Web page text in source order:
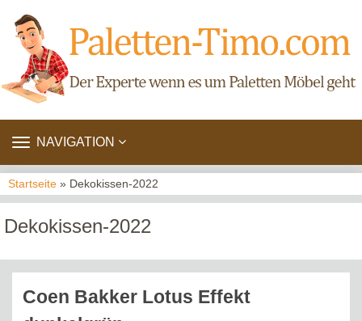
TOGGLE
NAVIGATION
Startseite » Dekokissen-2022
Dekokissen-2022
Coen Bakker Lotus Effekt